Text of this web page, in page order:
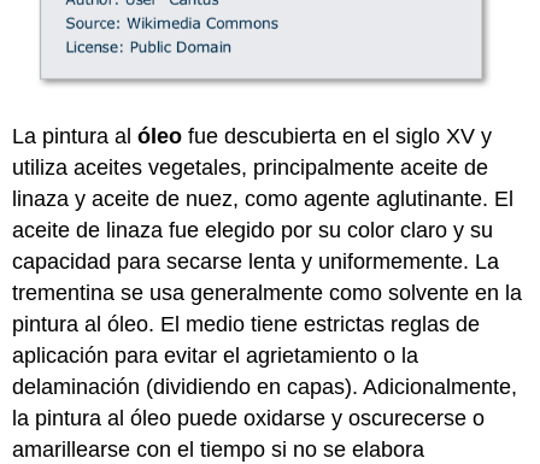
La pintura alóleo fue descubierta en el siglo XV y
utiliza aceites vegetales, principalmente aceite de
linaza y aceite de nuez, como agente aglutinante. El
aceite de linaza fue elegido por su color claro y su
capacidad para secarse lenta y uniformemente. La
trementina se usa generalmente como solvente en la
pintura al óleo. El medio tiene estrictas reglas de
aplicación para evitar el agrietamiento o la
delaminación (dividiendo en capas). Adicionalmente,
la pintura al óleo puede oxidarse y oscurecerse o
amarillearse con el tiempo si no se elabora